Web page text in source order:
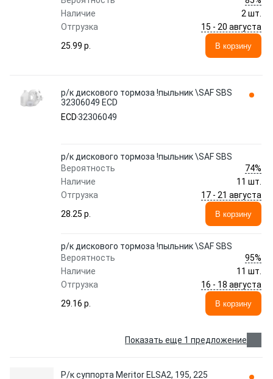
Наличие
2 шт.
Отгрузка
15 - 20 августа
25.99 p.
В корзину
р/к дискового тормоза !пыльник \SAF SBS
32306049 ECD
ECD32306049
р/к дискового тормоза !пыльник \SAF SBS
Вероятность
74%
Наличие
11 шт.
Отгрузка
17 - 21 августа
28.25 p.
В корзину
р/к дискового тормоза !пыльник \SAF SBS
Вероятность
95%
Наличие
11 шт.
Отгрузка
16 - 18 августа
29.16 p.
В корзину
Показать еще 1 предложение
Р/к суппорта Meritor ELSA2, 195, 225